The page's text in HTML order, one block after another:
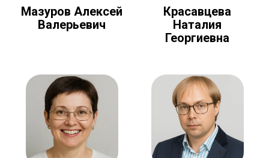
Мазуров Алексей
Валерьевич
Красавцева
Наталия
Георгиевна